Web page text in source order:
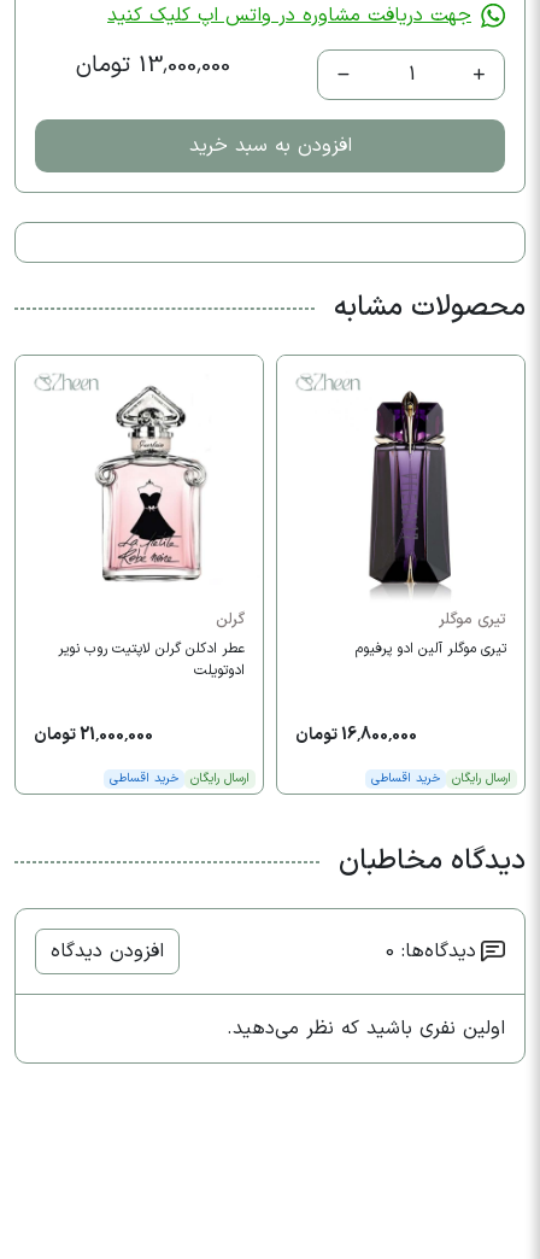
جهت دریافت مشاوره در واتس اپ کلیک کنید
1 13,000,000 تومان
افزودن به سبد خرید
محصولات مشابه
تیری موگلر
تیری موگلر آلین ادو پرفیوم
16,800,000 تومان
ارسال رایگان خرید اقساطی
گرلن
عطر ادکلن گرلن لاپتیت روب نویر
ادوتویلت
21,000,000 تومان
ارسال رایگان خرید اقساطی
دیدگاه مخاطبان
دیدگاه‌ها: 0 افزودن دیدگاه
اولین نفری باشید که نظر می‌دهید.